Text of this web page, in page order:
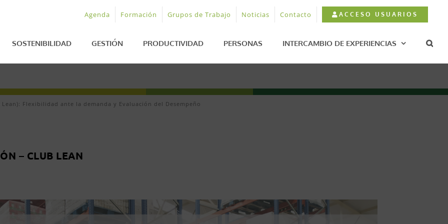
Agenda Formación Grupos de Trabajo Noticias Contacto ACCESO USUARIOS
SOSTENIBILIDAD GESTIÓN PRODUCTIVIDAD PERSONAS INTERCAMBIO DE EXPERIENCIAS
Flexibilidad ante la demanda y Evaluación del Desempeño
– CLUB LEAN